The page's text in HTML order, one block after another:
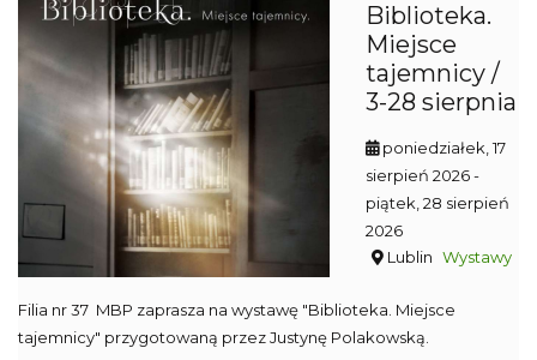
Biblioteka.
Miejsce
tajemnicy /
3-28 sierpnia
poniedziałek, 17
sierpień 2026-
piątek, 28 sierpień
2026
Lublin Wystawy
Filia nr 37 MBP zaprasza na wystawę "Biblioteka. Miejsce
tajemnicy" przygotowaną przez Justynę Polakowską.